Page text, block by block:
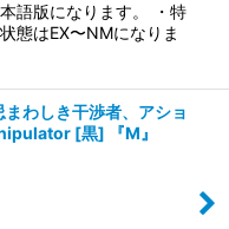
語版になります。 ・特
態はEX〜NMになりま
わしき干渉者、アショ
[黒] 『M』